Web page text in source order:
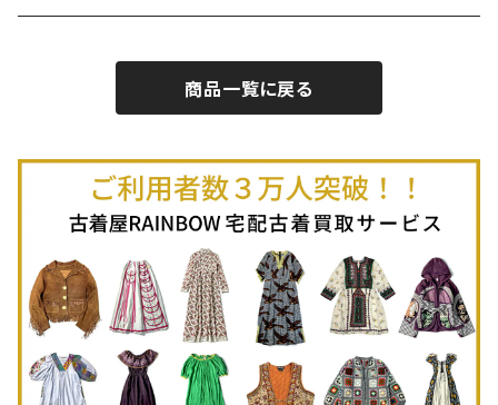
古着ポロシャツ
古着長袖ポロシャツ
古着スウェット
古着パーカー
古着タンクトップ
古着羽織り
古着ミニ丈スカート (丈56-75cm)
Autumn / Winter
商品一覧に戻る